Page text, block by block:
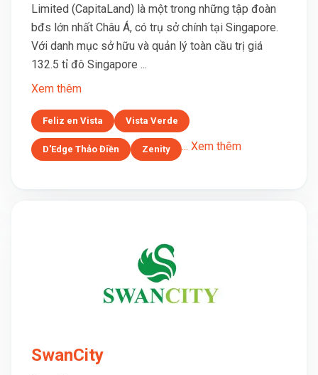
Limited (CapitaLand) là một trong những tập đoàn
bđs lớn nhất Châu Á, có trụ sở chính tại Singapore.
Với danh mục sở hữu và quản lý toàn cầu trị giá
132.5 tỉ đô Singapore ...
Xem thêm
Feliz en Vista Vista Verde
D'Edge Thảo Điền Zenity ... Xem thêm
SwanCity